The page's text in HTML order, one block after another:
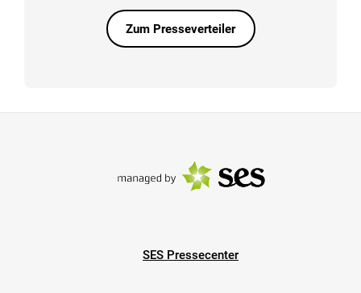
Zum Presseverteiler
SES Pressecenter